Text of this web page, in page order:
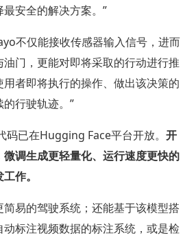
安全的解决方案。”
不仅能接收传感器输入信号，进而
门，更能对即将采取的行动进行推
者即将执行的操作、做出该决策的
行驶轨迹。”
已在Hugging Face平台开放。 开
调生成更轻量化、运行速度更快的
作。
易的驾驶系统；还能基于该模型搭
标注视频数据的标注系统，或是检